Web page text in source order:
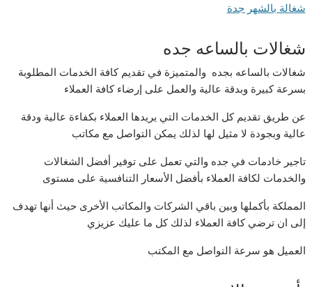
شغالة بالشهر جدة
شغالات بالساعه جده
شغالات بالساعه بجده والمتميزة في تقديم كافة الخدمات المطلوبة
بسرعة كبيرة وبدقة عالية والعمل على إرضاء كافة العملاء
عن طريق تقديم كل الخدمات التي يريدها العملاء بكفاءة عالية ودقة
عالية وبجودة لا مثيل لها لذلك يمكن التواصل مع مكاتب
تاجير خادمات في جده والتي تعمل على توفير أفضل الشغالات
والخدمات لكافة العملاء بأفضل الأسعار التنافسية على مستوى
المملكة بأكملها وبين باقي الشركات والمكاتب الأخرى حيث أنها تهدف
إلى ان ترضي كافة العملاء لذلك كل ما عليك عزيزي
العميل هو سرعة التواصل مع المكتب